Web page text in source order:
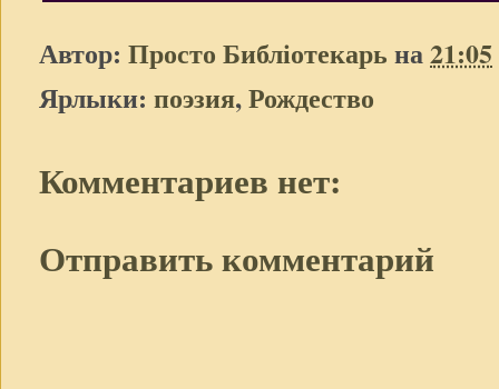
Автор: Просто Библіотекарь на21:05
Ярлыки: поэзия,Рождество
Комментариев нет:
Отправить комментарий